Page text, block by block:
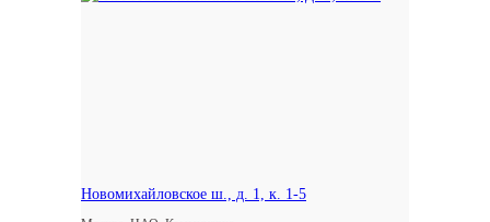
Новомихайловское ш., д. 1, к. 1-5